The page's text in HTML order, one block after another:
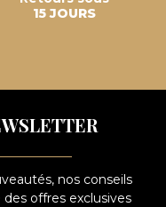
15 JOURS
nos conseils
offres exclusives